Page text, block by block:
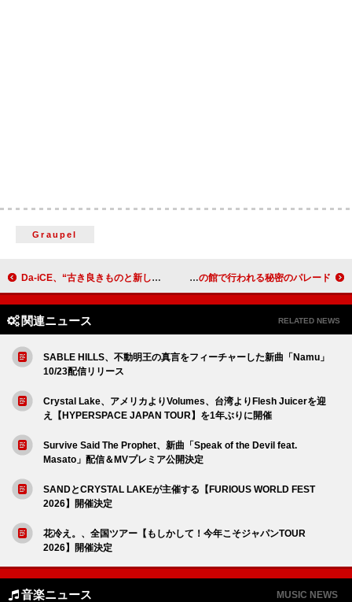
Graupel
Da-iCE、“古き良きものと新しいもの”を表現したユニット曲「OLD meets NEW」MV公開 SWEET STEADY、新曲「SWEET STEP」MVテーマは“真夜中の館で行われる秘密のパレード”
関連ニュース RELATED NEWS
SABLE HILLS、不動明王の真言をフィーチャーした新曲「Namu」
10/23配信リリース
Crystal Lake、アメリカよりVolumes、台湾よりFlesh Juicerを迎
え【HYPERSPACE JAPAN TOUR】を1年ぶりに開催
Survive Said The Prophet、新曲「Speak of the Devil feat.
Masato」配信＆MVプレミア公開決定
SANDとCRYSTAL LAKEが主催する【FURIOUS WORLD FEST
2026】開催決定
花冷え。、全国ツアー【もしかして！今年こそジャパンTOUR
2026】開催決定
音楽ニュース MUSIC NEWS